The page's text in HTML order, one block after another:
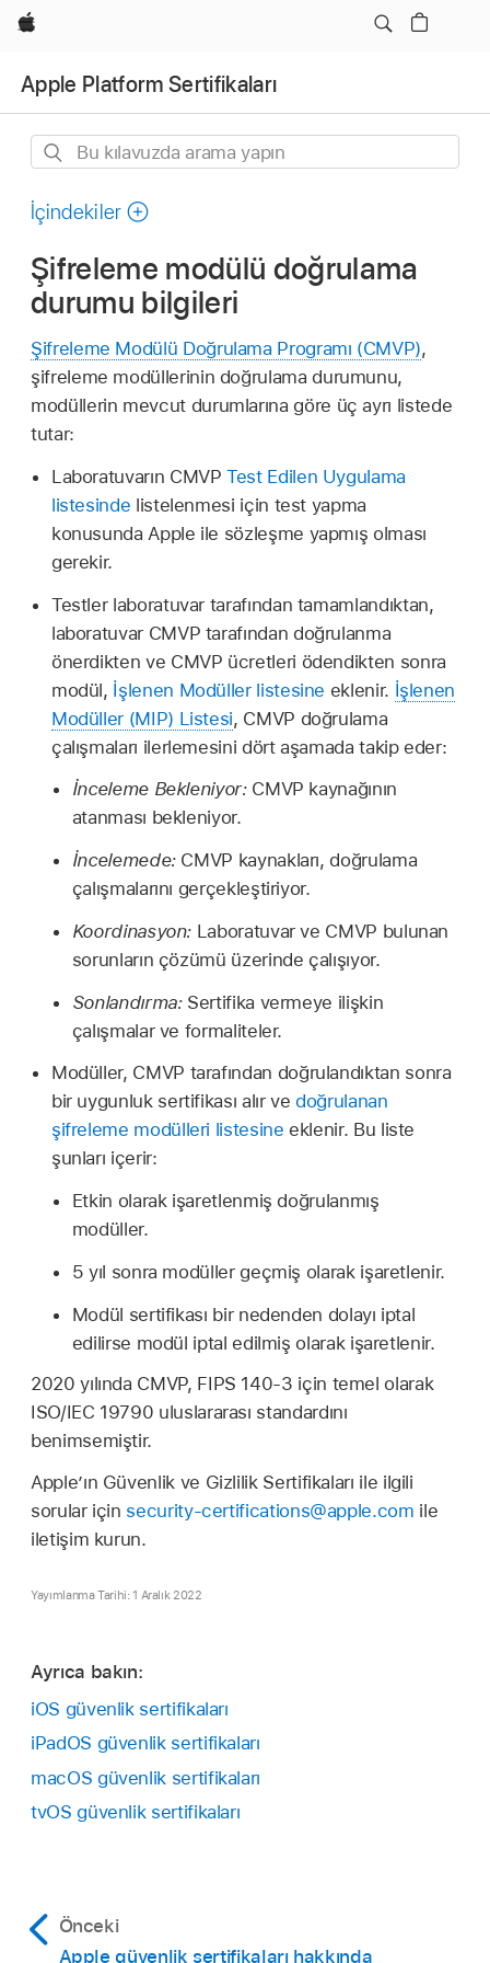
wzlhp
Apple Platform Sertifikaları
Bu
arama
İçindekiler
Şifreleme modülü doğrulama
durumu bilgileri
Şifreleme Modülü Doğrulama Programı (CMVP),
şifreleme modüllerinin doğrulama durumunu,
modüllerin mevcut durumlarına göre üç ayrı listede
tutar:
Laboratuvarın CMVPTest Edilen Uygulama
listesinde listelenmesi için test yapma
konusunda Apple ile sözleşme yapmış olması
gerekir.
Testler laboratuvar tarafından tamamlandıktan,
laboratuvar CMVP tarafından doğrulanma
önerdikten ve CMVP ücretleri ödendikten sonra
modül, İşlenen Modüller listesine eklenir. İşlenen
Modüller (MIP) Listesi, CMVP doğrulama
çalışmaları ilerlemesini dört aşamada takip eder:
İnceleme Bekleniyor: CMVP kaynağının
atanması bekleniyor.
İncelemede: CMVP kaynakları, doğrulama
çalışmalarını gerçekleştiriyor.
Koordinasyon: Laboratuvar ve CMVP bulunan
sorunların çözümü üzerinde çalışıyor.
Sonlandırma: Sertifika vermeye ilişkin
çalışmalar ve formaliteler.
Modüller, CMVP tarafından doğrulandıktan sonra
bir uygunluk sertifikası alır vedoğrulanan
şifreleme modülleri listesine eklenir. Bu liste
şunları içerir:
Etkin olarak işaretlenmiş doğrulanmış
modüller.
5 yıl sonra modüller geçmiş olarak işaretlenir.
Modül sertifikası bir nedenden dolayı iptal
edilirse modül iptal edilmiş olarak işaretlenir.
2020 yılında CMVP, FIPS 140-3 için temel olarak
ISO/IEC 19790 uluslararası standardını
benimsemiştir.
Apple’ın Güvenlik ve Gizlilik Sertifikaları ile ilgili
sorular için security-certifications@apple.com ile
iletişim kurun.
Yayımlanma Tarihi: 1 Aralık 2022
Ayrıca bakın:
iOS güvenlik sertifikaları
iPadOS güvenlik sertifikaları
macOS güvenlik sertifikaları
tvOS güvenlik sertifikaları
Önceki
Apple güvenlik sertifikaları hakkında